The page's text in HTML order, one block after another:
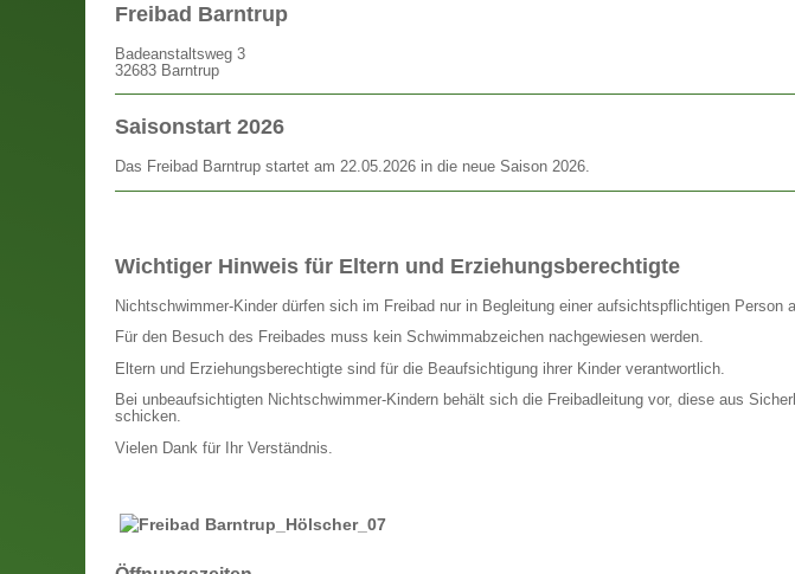
Freibad Barntrup
Badeanstaltsweg 3
32683 Barntrup
Saisonstart 2026
Das Freibad Barntrup startet am 22.05.2026 in die neue Saison 2026.
Wichtiger Hinweis für Eltern und Erziehungsberechtigte
Nichtschwimmer-Kinder dürfen sich im Freibad nur in Begleitung einer aufsichtspflichtigen Person
Für den Besuch des Freibades muss kein Schwimmabzeichen nachgewiesen werden.
Eltern und Erziehungsberechtigte sind für die Beaufsichtigung ihrer Kinder verantwortlich.
Bei unbeaufsichtigten Nichtschwimmer-Kindern behält sich die Freibadleitung vor, diese aus
schicken.
Vielen Dank für Ihr Verständnis.